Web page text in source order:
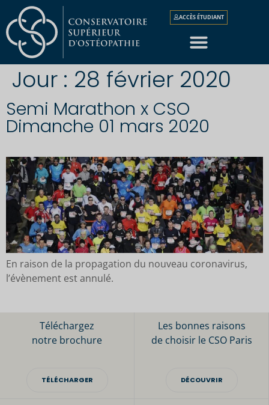
ACCÈS ÉTUDIANT
Jour : 28 février 2020
Semi Marathon x CSO
Dimanche 01 mars 2020
En raison de la propagation du nouveau coronavirus,
l’évènement est annulé.
Téléchargez
notre brochure
TÉLÉCHARGER
Les bonnes raisons
de choisir le CSO Paris
DÉCOUVRIR